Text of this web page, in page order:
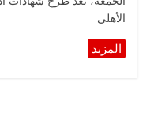
الأهلي